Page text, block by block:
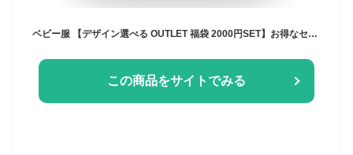
ベビー服 【デザイン選べる OUTLET 福袋 2000円SET】お得なセット アウトレット セットアップ ボトム スカート ブルマ トップス ヘアバンド 靴下 ベビーアイテム ラッキーバック 70 80 新生児 Kufuu クフウ
この商品をサイトでみる